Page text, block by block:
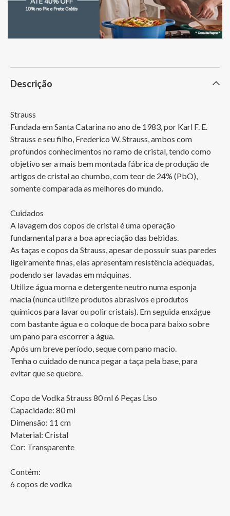
Descrição
Strauss
Fundada em Santa Catarina no ano de 1983, por Karl F. E.
Strauss e seu filho, Frederico W. Strauss, ambos com
profundos conhecimentos no ramo de cristal, tendo como
objetivo ser a mais bem montada fábrica de produção de
artigos de cristal ao chumbo, com teor de 24% (PbO),
somente comparada as melhores do mundo.
Cuidados
A lavagem dos copos de cristal é uma operação
fundamental para a boa apreciação das bebidas.
As taças e copos da Strauss, apesar de possuir suas paredes
ligeiramente finas, elas apresentam resistência adequadas,
podendo ser lavadas em máquinas.
Utilize água morna e detergente neutro numa esponja
macia (nunca utilize produtos abrasivos e produtos
químicos para lavar ou polir cristais). Em seguida enxágue
com bastante água e o coloque de boca para baixo sobre
um pano para escorrer a água.
Após um breve período, seque com pano macio.
Tenha o cuidado de nunca pegar a taça pela base, para
evitar que se quebre.
Copo de Vodka Strauss 80 ml 6 Peças Liso
Capacidade: 80 ml
Dimensão: 11 cm
Material: Cristal
Cor: Transparente
Contém:
6 copos de vodka